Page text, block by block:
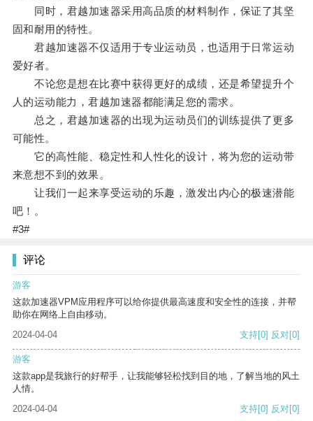
同时，君越加速器采用高品质的材料制作，保证了其坚
固和耐用的特性。
君越加速器不仅适用于专业运动员，也适用于日常运动
爱好者。
不论您是想在比赛中获得更好的成绩，还是希望提升个
人的运动能力，君越加速器都能满足您的需求。
总之，君越加速器的出现为运动员们的训练提供了更多
可能性。
它的高性能、稳定性和人性化的设计，将为您的运动带
来意想不到的效果。
让我们一起来享受运动的乐趣，激发出内心的极速潜能
吧！。
#3#
评论
游客
这款加速器VPM应用程序可以给你提供最高速度和安全性的连接，并帮
助你在网络上自由移动。
2024-04-04
支持[0] 反对[0]
游客
这款app是我旅行的好帮手，让我能够轻松找到目的地，了解当地的风土
人情。
2024-04-04
支持[0] 反对[0]